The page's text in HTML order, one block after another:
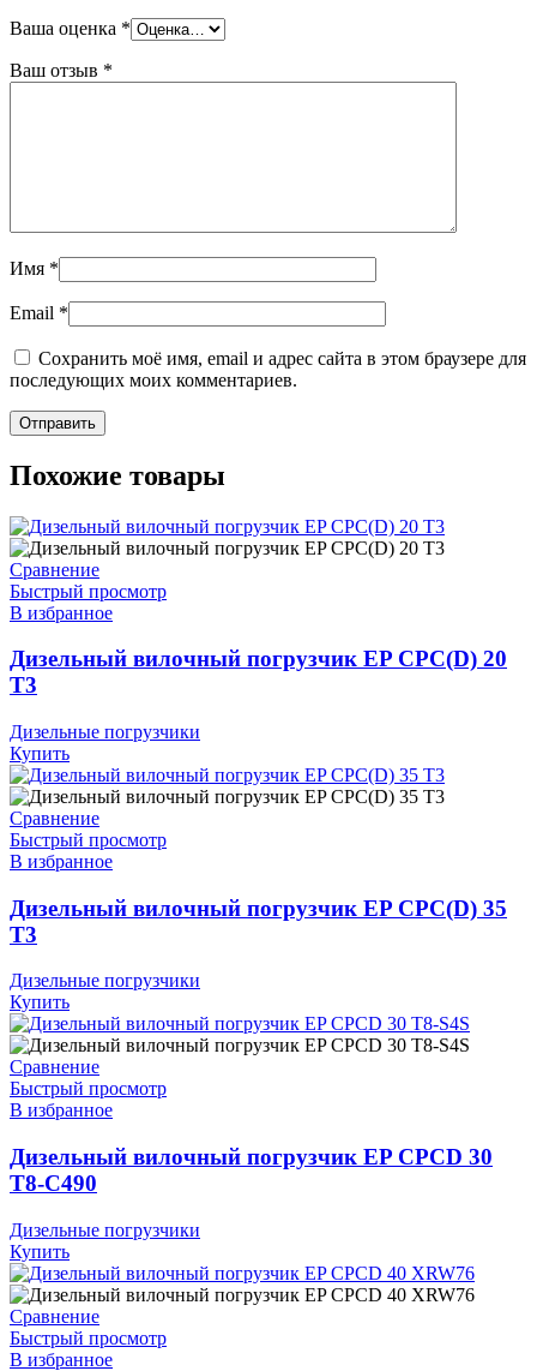
Ваша оценка *
Ваш отзыв *
Имя *
Email *
Сохранить моё имя, email и адрес сайта в этом браузере для
последующих моих комментариев.
Похожие товары
Сравнение
Быстрый просмотр
В избранное
Дизельный вилочный погрузчик EP CPC(D) 20
T3
Дизельные погрузчики
Купить
Сравнение
Быстрый просмотр
В избранное
Дизельный вилочный погрузчик EP CPC(D) 35
T3
Дизельные погрузчики
Купить
Сравнение
Быстрый просмотр
В избранное
Дизельный вилочный погрузчик EP CPCD 30
T8-C490
Дизельные погрузчики
Купить
Сравнение
Быстрый просмотр
В избранное